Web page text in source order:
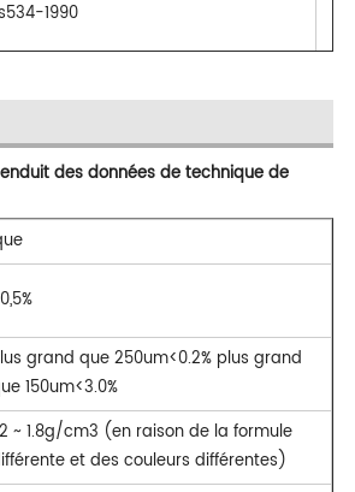
1990
des données de technique de
grand que 250um<0.2% plus grand
150um<3.0%
~ 1.8g/cm3 (en raison de la formule
et des couleurs différentes)